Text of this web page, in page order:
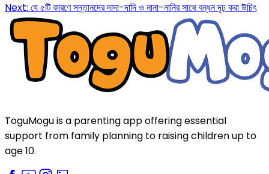
Next: যে ৫টি কারণে সন্তানদের দাদা-দাদি ও নানা-নানির সাথে বন্ধন দৃঢ় করা উচিৎ
ToguMogu is a parenting app offering essential
support from family planning to raising children up to
age 10.